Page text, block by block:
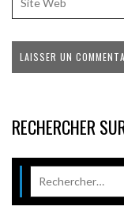
RECHERCHER